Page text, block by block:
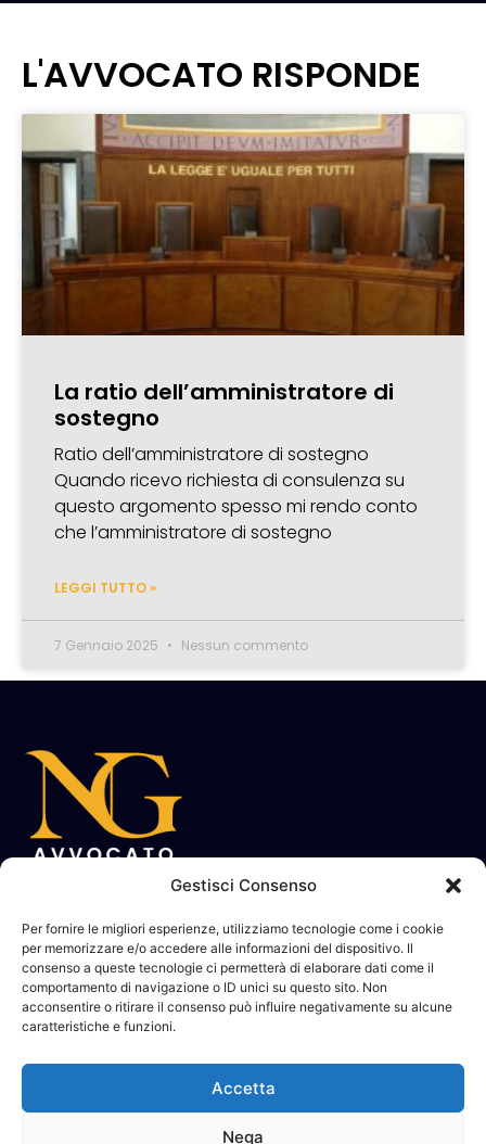
Gestisci Consenso
Per fornire le migliori esperienze, utilizziamo tecnologie come i cookie
per memorizzare e/o accedere alle informazioni del dispositivo. Il
consenso a queste tecnologie ci permetterà di elaborare dati come il
comportamento di navigazione o ID unici su questo sito. Non
acconsentire o ritirare il consenso può influire negativamente su alcune
caratteristiche e funzioni.
Accetta
Nega
L'AVVOCATO RISPONDE
La ratio dell’amministratore di
sostegno
Ratio dell’amministratore di sostegno
Quando ricevo richiesta di consulenza su
questo argomento spesso mi rendo conto
che l’amministratore di sostegno
LEGGI TUTTO »
7 Gennaio 2025 Nessun commento
Vicolo Mungis 14, 10043 Orbassano Torino, Italia
+39 349 120 9858
info@avvocatonoemiadelegirardi.it
Si riceve su appuntamento a Torino
Documentazioni
Privacy Policy